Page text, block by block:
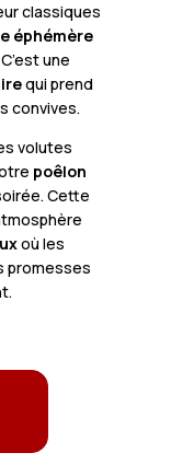
classiques
éphémère
une
qui prend
convives.
volutes
poêlon
Cette
où les
promesses